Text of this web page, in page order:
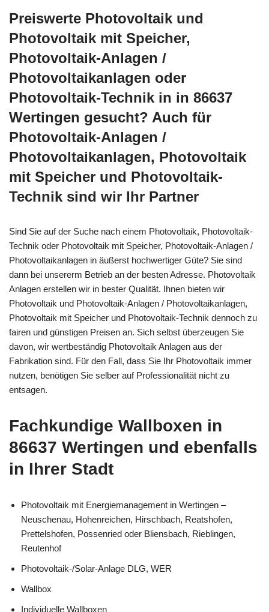
Preiswerte Photovoltaik und
Photovoltaik mit Speicher,
Photovoltaik-Anlagen /
Photovoltaikanlagen oder
Photovoltaik-Technik in in 86637
Wertingen gesucht? Auch für
Photovoltaik-Anlagen /
Photovoltaikanlagen, Photovoltaik
mit Speicher und Photovoltaik-
Technik sind wir Ihr Partner
Sind Sie auf der Suche nach einem Photovoltaik, Photovoltaik-
Technik oder Photovoltaik mit Speicher, Photovoltaik-Anlagen /
Photovoltaikanlagen in äußerst hochwertiger Güte? Sie sind
dann bei unsererm Betrieb an der besten Adresse. Photovoltaik
Anlagen erstellen wir in bester Qualität. Ihnen bieten wir
Photovoltaik und Photovoltaik-Anlagen / Photovoltaikanlagen,
Photovoltaik mit Speicher und Photovoltaik-Technik dennoch zu
fairen und günstigen Preisen an. Sich selbst überzeugen Sie
davon, wir wertbeständig Photovoltaik Anlagen aus der
Fabrikation sind. Für den Fall, dass Sie Ihr Photovoltaik immer
nutzen, benötigen Sie selber auf Professionalität nicht zu
entsagen.
Fachkundige Wallboxen in
86637 Wertingen und ebenfalls
in Ihrer Stadt
Photovoltaik mit Energiemanagement in Wertingen –
Neuschenau, Hohenreichen, Hirschbach, Reatshofen,
Prettelshofen, Possenried oder Bliensbach, Rieblingen,
Reutenhof
Photovoltaik-/Solar-Anlage DLG, WER
Wallbox
Individuelle Wallboxen